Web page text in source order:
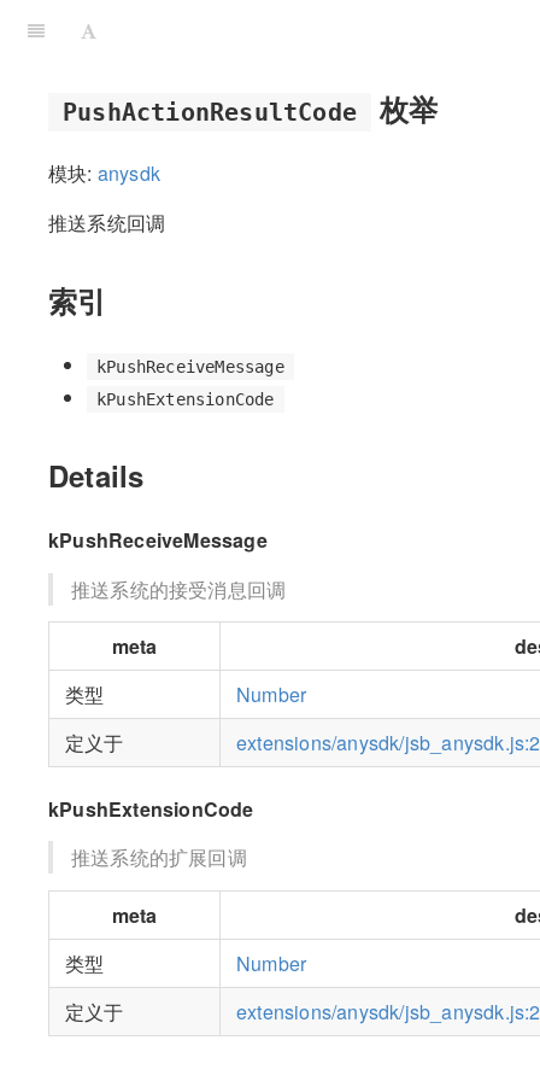
PushActionResultCode 枚举
模块: anysdk
推送系统回调
索引
kPushReceiveMessage
kPushExtensionCode
Details
kPushReceiveMessage
推送系统的接受消息回调
meta
类型
Number
定义于
extensions/anysdk/
kPushExtensionCode
推送系统的扩展回调
meta
类型
Number
定义于
extensions/anysdk/